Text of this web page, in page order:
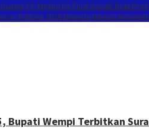
FC Melaju ke Final Sepak Bola
Kaltara 2026 Ditunda Hingga
Bupati Wempi Terbitkan